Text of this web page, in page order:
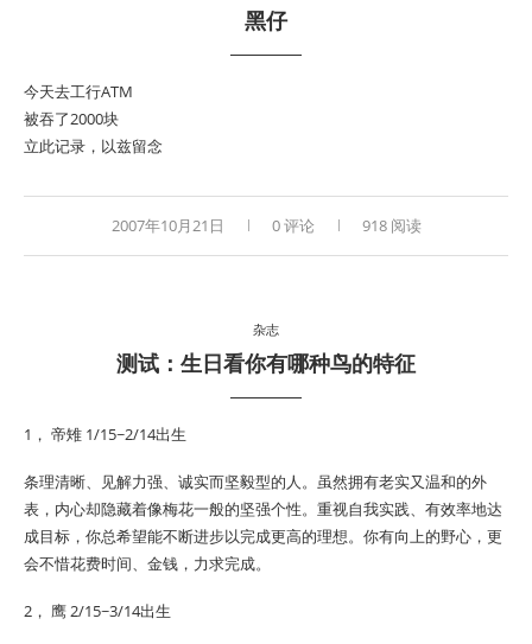
黑仔
今天去工行ATM
被吞了2000块
立此记录，以兹留念
2007年10月21日 0 评论 918 阅读
杂志
测试：生日看你有哪种鸟的特征
1， 帝雉 1/15~2/14出生
条理清晰、见解力强、诚实而坚毅型的人。虽然拥有老实又温和的外
表，内心却隐藏着像梅花一般的坚强个性。重视自我实践、有效率地达
成目标，你总希望能不断进步以完成更高的理想。你有向上的野心，更
会不惜花费时间、金钱，力求完成。
2， 鹰 2/15~3/14出生